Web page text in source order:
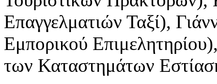
Επαγγελματιών Ταξί),
Εμπορικού
των Καταστημάτων